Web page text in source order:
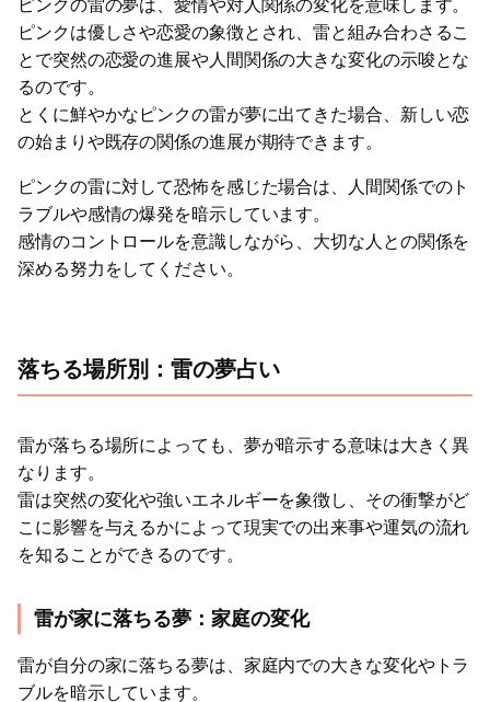
ピンクの雷の夢は、愛情や対人関係の変化を意味します。
ピンクは優しさや恋愛の象徴とされ、雷と組み合わさるこ
とで突然の恋愛の進展や人間関係の大きな変化の示唆とな
るのです。
とくに鮮やかなピンクの雷が夢に出てきた場合、新しい恋
の始まりや既存の関係の進展が期待できます。
ピンクの雷に対して恐怖を感じた場合は、人間関係でのト
ラブルや感情の爆発を暗示しています。
感情のコントロールを意識しながら、大切な人との関係を
深める努力をしてください。
落ちる場所別：雷の夢占い
雷が落ちる場所によっても、夢が暗示する意味は大きく異
なります。
雷は突然の変化や強いエネルギーを象徴し、その衝撃がど
こに影響を与えるかによって現実での出来事や運気の流れ
を知ることができるのです。
雷が家に落ちる夢：家庭の変化
雷が自分の家に落ちる夢は、家庭内での大きな変化やトラ
ブルを暗示しています。